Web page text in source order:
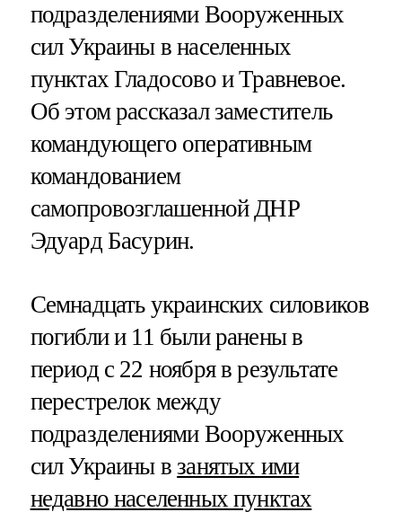
подразделениями Вооруженных
сил Украины в населенных
пунктах Гладосово и Травневое.
Об этом рассказал заместитель
командующего оперативным
командованием
самопровозглашенной ДНР
Эдуард Басурин.
Семнадцать украинских силовиков
погибли и 11 были ранены в
период с 22 ноября в результате
перестрелок между
подразделениями Вооруженных
сил Украины взанятых ими
недавно населенных пунктах